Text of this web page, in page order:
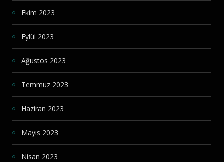
Ekim 2023
Eylül 2023
Ağustos 2023
Temmuz 2023
Haziran 2023
Mayıs 2023
Nisan 2023